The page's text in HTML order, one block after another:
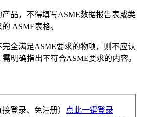
品，不得填写ASME数据报告表或类
ASME表格。
全满足ASME要求的物项，则不应认
明确指出不符合ASME要求的内容。
登录、免注册）
点此一键登录